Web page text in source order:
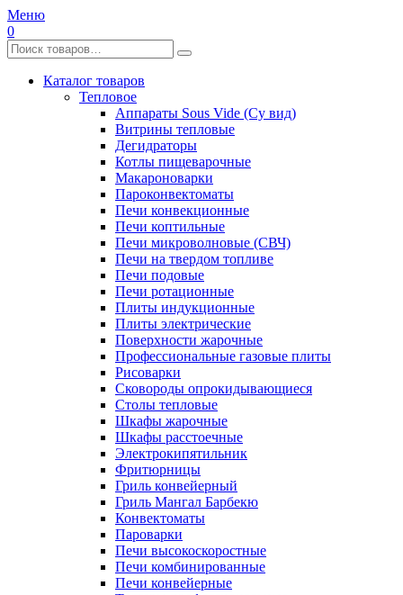
Меню
0
Каталог товаров
Тепловое
Аппараты Sous Vide (Су вид)
Витрины тепловые
Дегидраторы
Котлы пищеварочные
Макароноварки
Пароконвектоматы
Печи конвекционные
Печи коптильные
Печи микроволновые (СВЧ)
Печи на твердом топливе
Печи подовые
Печи ротационные
Плиты индукционные
Плиты электрические
Поверхности жарочные
Профессиональные газовые плиты
Рисоварки
Сковороды опрокидывающиеся
Столы тепловые
Шкафы жарочные
Шкафы расстоечные
Электрокипятильник
Фритюрницы
Гриль конвейерный
Гриль Мангал Барбекю
Конвектоматы
Пароварки
Печи высокоскоростные
Печи комбинированные
Печи конвейерные